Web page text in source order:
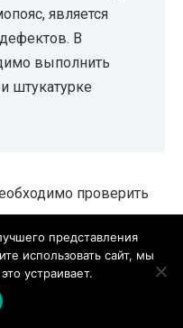
является
В
выполнить
штукатурке
проверить
использовать
гигрометр.
поверхности не
возможность
что может
представления
использовать сайт, мы
устраивает.